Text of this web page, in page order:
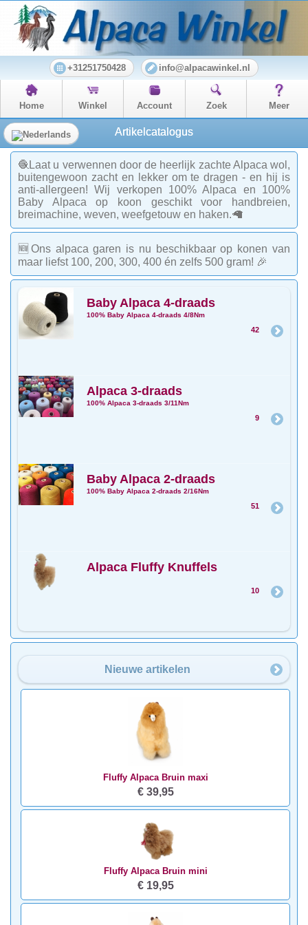
+31251750428 info@alpacawinkel.nl
Home Winkel Account Zoek Meer
Artikelcatalogus
🧶Laat u verwennen door de heerlijk zachte Alpaca wol,
buitengewoon zacht en lekker om te dragen - en hij is
anti-allergeen! Wij verkopen 100% Alpaca en 100%
Baby Alpaca op koon geschikt voor handbreien,
breimachine, weven, weefgetouw en haken.🦙
🆕Ons alpaca garen is nu beschikbaar op konen van
maar liefst 100, 200, 300, 400 én zelfs 500 gram! 🎉
Baby Alpaca 4-draads
100% Baby Alpaca 4-draads 4/8Nm
42
Alpaca 3-draads
100% Alpaca 3-draads 3/11Nm
9
Baby Alpaca 2-draads
100% Baby Alpaca 2-draads 2/16Nm
51
Alpaca Fluffy Knuffels
10
Nieuwe artikelen
Fluffy Alpaca Bruin maxi
€ 39,95
Fluffy Alpaca Bruin mini
€ 19,95